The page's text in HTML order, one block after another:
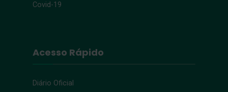
Covid-19
Acesso Rápido
Diário Oficial